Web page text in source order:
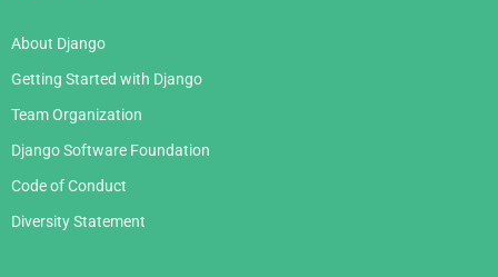
About Django
Getting Started with Django
Team Organization
Django Software Foundation
Code of Conduct
Diversity Statement